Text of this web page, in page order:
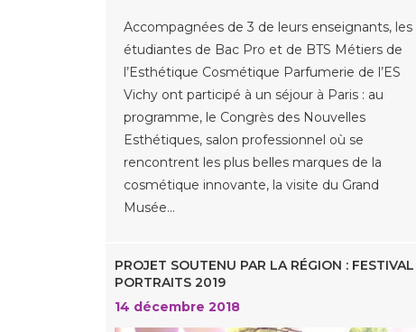
Accompagnées de 3 de leurs enseignants, les
étudiantes de Bac Pro et de BTS Métiers de
l’Esthétique Cosmétique Parfumerie de l’ES
Vichy ont participé à un séjour à Paris : au
programme, le Congrès des Nouvelles
Esthétiques, salon professionnel où se
rencontrent les plus belles marques de la
cosmétique innovante, la visite du Grand
Musée…
PROJET SOUTENU PAR LA RÉGION : FESTIVAL
PORTRAITS 2019
14 décembre 2018